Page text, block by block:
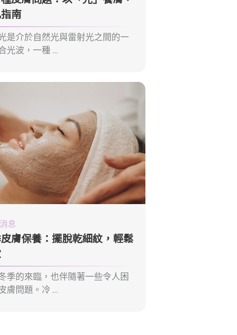
南
是介於自然光與雷射光之間的一
光波，一種 ...
息
膚保養：擺脫乾細紋，輕鬆
季的來臨，也伴隨著一些令人困
膚問題。冷 ...